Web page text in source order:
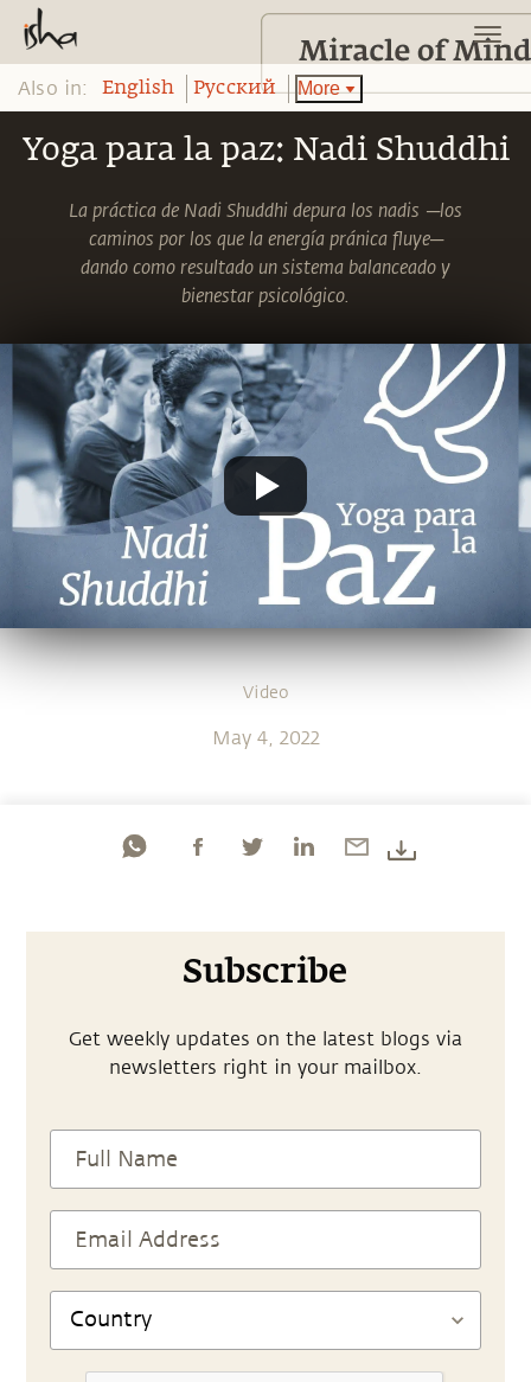
Also in: English Pусский More
Yoga para la paz: Nadi Shuddhi
La práctica de Nadi Shuddhi depura los nadis ─los
caminos por los que la energía pránica fluye─
dando como resultado un sistema balanceado y
bienestar psicológico.
Video
May 4, 2022
Subscribe
Get weekly updates on the latest blogs via
newsletters right in your mailbox.